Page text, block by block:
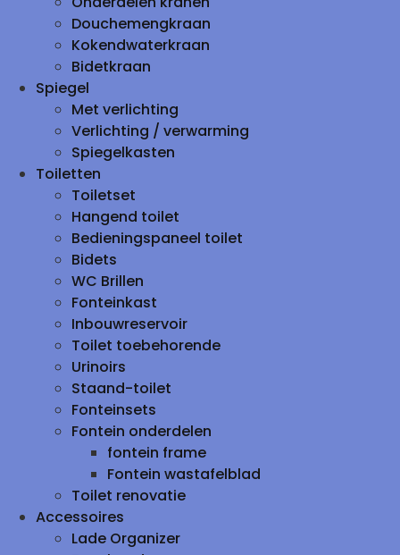
Douchemengkraan
Kokendwaterkraan
Bidetkraan
Spiegel
Met verlichting
Verlichting / verwarming
Spiegelkasten
Toiletten
Toiletset
Hangend toilet
Bedieningspaneel toilet
Bidets
WC Brillen
Fonteinkast
Inbouwreservoir
Toilet toebehorende
Urinoirs
Staand-toilet
Fonteinsets
Fontein onderdelen
fontein frame
Fontein wastafelblad
Toilet renovatie
Accessoires
Lade Organizer